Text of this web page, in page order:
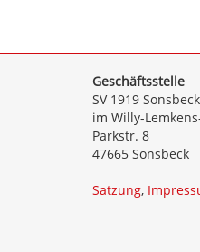
Geschäftsstelle
SV 1919
im Willy-
Parkstr. 8
47665 Sonsbeck
Satzung,